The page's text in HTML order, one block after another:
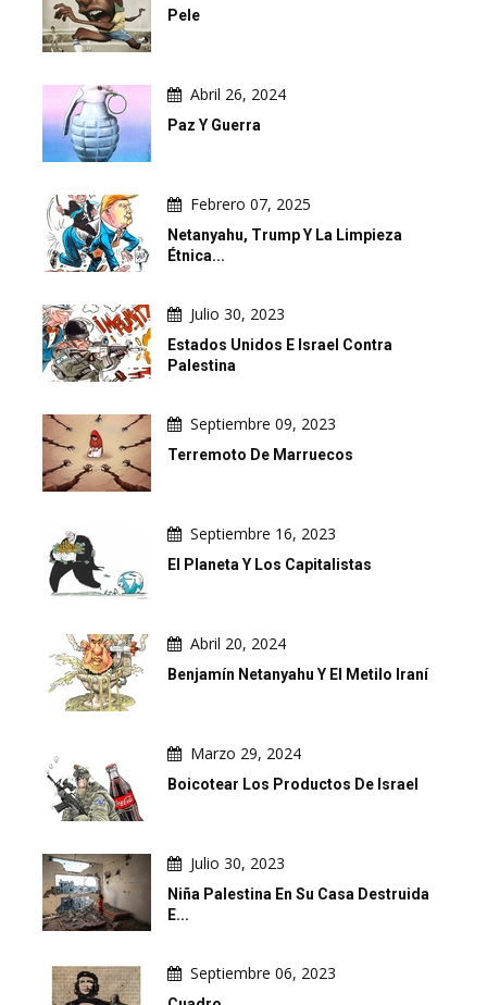
Pele
Abril 26, 2024
Paz Y Guerra
Febrero 07, 2025
Netanyahu, Trump Y La Limpieza
Étnica...
Julio 30, 2023
Estados Unidos E Israel Contra
Palestina
Septiembre 09, 2023
Terremoto De Marruecos
Septiembre 16, 2023
El Planeta Y Los Capitalistas
Abril 20, 2024
Benjamín Netanyahu Y El Metilo Iraní
Marzo 29, 2024
Boicotear Los Productos De Israel
Julio 30, 2023
Niña Palestina En Su Casa Destruida
E...
Septiembre 06, 2023